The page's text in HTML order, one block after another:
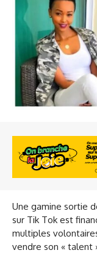
Une gamine sortie
sur Tik Tok est
multiples
vendre son « talent